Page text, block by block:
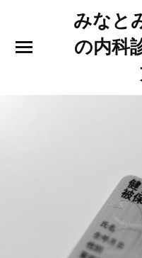
みなと
の内科